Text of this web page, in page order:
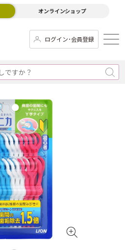
オンラインショップ
ログイン･会員登録